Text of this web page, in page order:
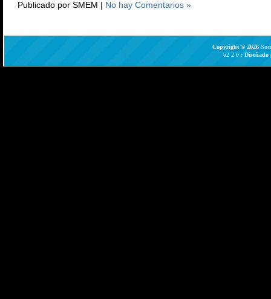
Publicado por SMEM | No hay Comentarios »
Copyright © 2026
o2 2.0 :